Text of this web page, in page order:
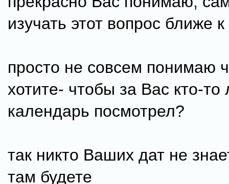
изучать этот вопрос ближе
просто не совсем понимаю
хотите- чтобы за Вас кто-то
календарь посмотрел?
так никто Ваших дат не
там будете